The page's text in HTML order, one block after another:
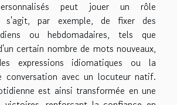
peut jouer un rôle
s'agit, par exemple, de fixer des
ou hebdomadaires, tels que
certain nombre de mots nouveaux,
expressions idiomatiques ou la
conversation avec un locuteur natif.
est ainsi transformée en une